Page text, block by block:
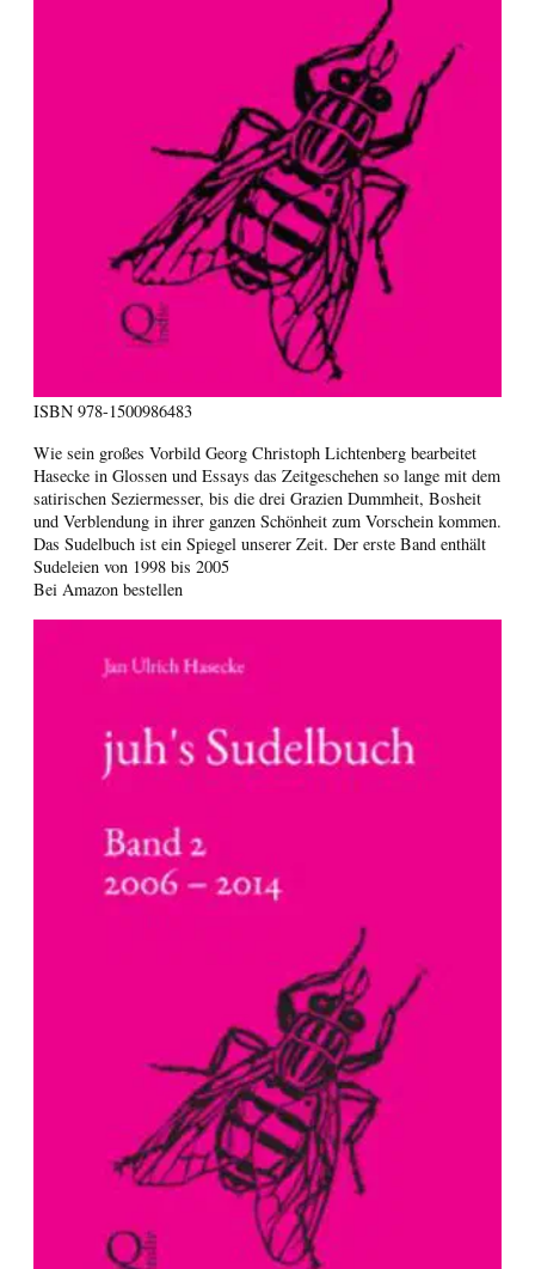
ISBN 978-1500986483
Wie sein großes Vorbild Georg Christoph Lichtenberg bearbeitet
Hasecke in Glossen und Essays das Zeitgeschehen so lange mit dem
satirischen Seziermesser, bis die drei Grazien Dummheit, Bosheit
und Verblendung in ihrer ganzen Schönheit zum Vorschein kommen.
Das Sudelbuch ist ein Spiegel unserer Zeit. Der erste Band enthält
Sudeleien von 1998 bis 2005
Bei Amazon bestellen